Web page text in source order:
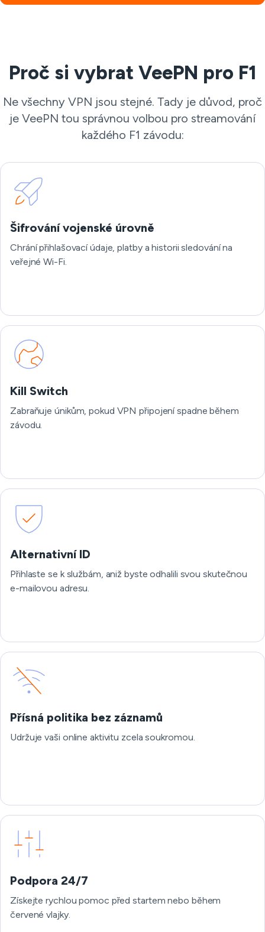
Proč si vybrat VeePN pro F1
Ne všechny VPN jsou stejné. Tady je důvod, proč
je VeePN tou správnou volbou pro streamování
každého F1 závodu:
Šifrování vojenské úrovně
Chrání přihlašovací údaje, platby a historii sledování na
veřejné Wi-Fi.
Kill Switch
Zabraňuje únikům, pokud VPN připojení spadne během
závodu.
Alternativní ID
Přihlaste se k službám, aniž byste odhalili svou skutečnou
e-mailovou adresu.
Přísná politika bez záznamů
Udržuje vaši online aktivitu zcela soukromou.
Podpora 24/7
Získejte rychlou pomoc před startem nebo během
červené vlajky.